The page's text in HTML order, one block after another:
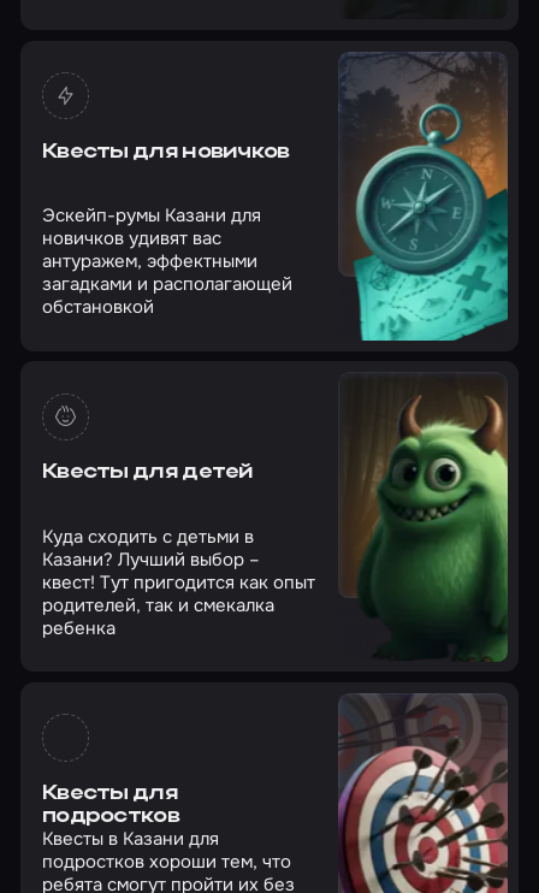
Квесты для новичков
Эскейп-румы Казани для
новичков удивят вас
антуражем, эффектными
загадками и располагающей
обстановкой
Квесты для детей
Куда сходить с детьми в
Казани? Лучший выбор –
квест! Тут пригодится как опыт
родителей, так и смекалка
ребенка
Квесты для
подростков
Квесты в Казани для
подростков хороши тем, что
ребята смогут пройти их без